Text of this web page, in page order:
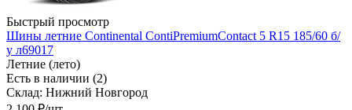
Быстрый просмотр
Шины летние Continental ContiPremiumContact 5 R15 185/60 б/
у л69017
Летние (лето)
Есть в наличии (2)
Склад: Нижний Новгород